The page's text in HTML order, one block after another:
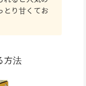
とり甘くてお
方法